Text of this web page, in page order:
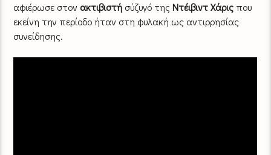
αφιέρωσε στον ακτιβιστή σύζυγό τηςΝτέιβιντ Χάρις που
εκείνη την περίοδο ήταν στη φυλακή ως αντιρρησίας
συνείδησης.